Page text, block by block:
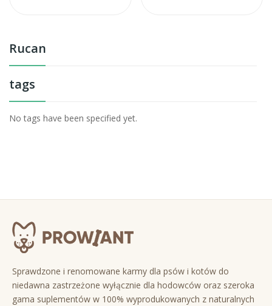
Rucan
tags
No tags have been specified yet.
Sprawdzone i renomowane karmy dla psów i kotów do
niedawna zastrzeżone wyłącznie dla hodowców oraz szeroka
gama suplementów w 100% wyprodukowanych z naturalnych